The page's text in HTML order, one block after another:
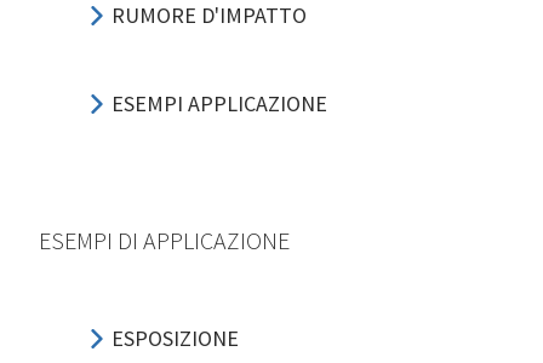
RUMORE D'IMPATTO
ESEMPI APPLICAZIONE
ESEMPI DI APPLICAZIONE
ESPOSIZIONE